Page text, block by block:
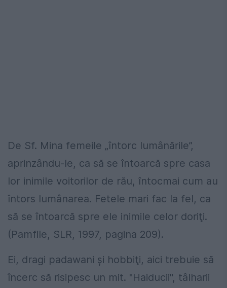
De Sf. Mina femeile „întorc lumânările”,
aprinzându-le, ca să se întoarcă spre casa
lor inimile voitorilor de rău, întocmai cum au
întors lumânarea. Fetele mari fac la fel, ca
să se întoarcă spre ele inimile celor doriţi.
(Pamfile, SLR, 1997, pagina 209).
Ei, dragi padawani şi hobbiţi, aici trebuie să
încerc să risipesc un mit. "Haiducii", tâlharii